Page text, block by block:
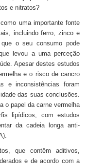
e nitratos?
uma importante fonte
incluindo ferro, zinco e
o seu consumo pode
levou a uma perceção
Apesar destes estudos
e o risco de cancro
e inconsistências foram
das suas conclusões.
o papel da carne vermelha
lipídicos, com estudos
da cadeia longa anti-
que contêm aditivos,
e de acordo com a